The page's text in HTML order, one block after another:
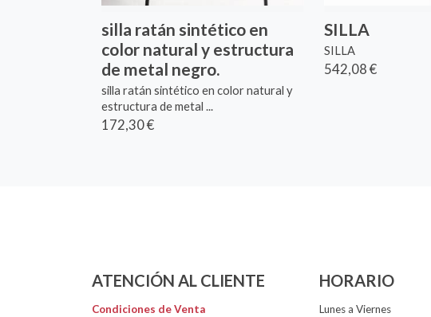
silla ratán sintético en
color natural y estructura
de metal negro.
silla ratán sintético en color natural y
estructura de metal ...
172,30 €
SILLA
SILLA
542,08 €
ATENCIÓN AL CLIENTE
Condiciones de Venta
HORARIO
Lunes a Viernes